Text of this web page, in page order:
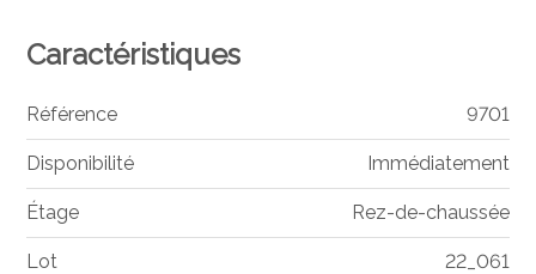
Caractéristiques
Référence 9701
Disponibilité Immédiatement
Étage Rez-de-chaussée
Lot 22_061